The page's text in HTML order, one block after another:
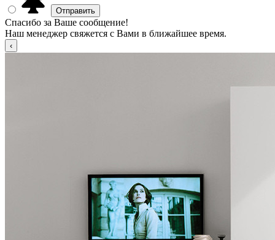
Спасибо за Ваше сообщение!
Наш менеджер свяжется с Вами в ближайшее время.